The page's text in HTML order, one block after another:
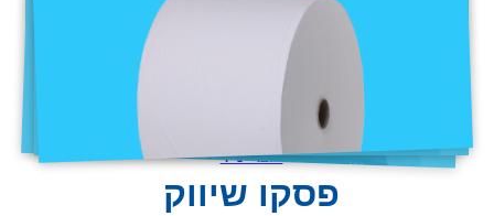
מוצרי נייר
פסקו שיווק